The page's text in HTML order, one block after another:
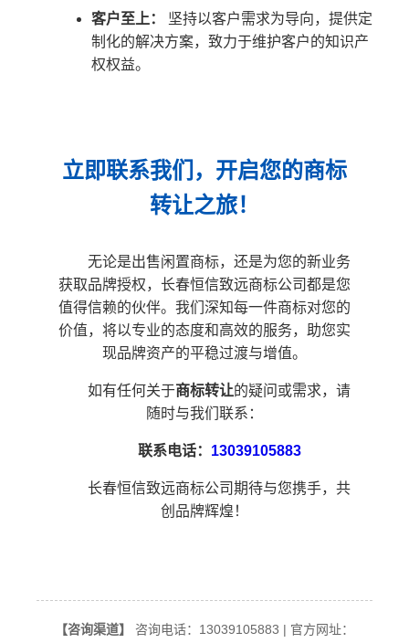
客户至上：
坚持以客户需求为导向，提供定
制化的解决方案，致力于维护客户的知识产
权权益。
立即联系我们，开启您的商标
转让之旅！
无论是出售闲置商标，还是为您的新业务
获取品牌授权，长春恒信致远商标公司都是您
值得信赖的伙伴。我们深知每一件商标对您的
价值，将以专业的态度和高效的服务，助您实
现品牌资产的平稳过渡与增值。
如有任何关于商标转让的疑问或需求，请
随时与我们联系：
联系电话： 13039105883
长春恒信致远商标公司期待与您携手，共
创品牌辉煌！
【咨询渠道】
咨询电话：13039105883 | 官方网址：